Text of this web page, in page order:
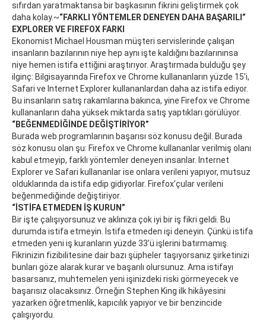
sıfırdan yaratmaktansa bir başkasının fikrini geliştirmek çok
daha kolay.~“FARKLI YÖNTEMLER DENEYEN DAHA BAŞARILI”
EXPLORER VE FIREFOX FARKI
Ekonomist Michael Housman müşteri servislerinde çalışan
insanların bazılarının niye hep aynı işte kaldığını bazılarınınsa
niye hemen istifa ettiğini araştırıyor. Araştırmada bulduğu şey
ilginç: Bilgisayarında Firefox ve Chrome kullananların yüzde 15’i,
Safari ve Internet Explorer kullananlardan daha az istifa ediyor.
Bu insanların satış rakamlarına bakınca, yine Firefox ve Chrome
kullananların daha yüksek miktarda satış yaptıkları görülüyor.
“BEĞENMEDİĞİNDE DEĞİŞTİRİYOR”
Burada web programlarının başarısı söz konusu değil. Burada
söz konusu olan şu: Firefox ve Chrome kullananlar verilmiş olanı
kabul etmeyip, farklı yöntemler deneyen insanlar. Internet
Explorer ve Safari kullananlar ise onlara verileni yapıyor, mutsuz
olduklarında da istifa edip gidiyorlar. Firefox’çular verileni
beğenmediğinde değiştiriyor.
“İSTİFA ETMEDEN İŞ KURUN”
Bir işte çalışıyorsunuz ve aklınıza çok iyi bir iş fikri geldi. Bu
durumda istifa etmeyin. İstifa etmeden işi deneyin. Çünkü istifa
etmeden yeni iş kuranların yüzde 33’ü işlerini batırmamış.
Fikrinizin fizibilitesine dair bazı şüpheler taşıyorsanız şirketinizi
bunları göze alarak kurar ve başarılı olursunuz. Ama istifayı
basarsanız, muhtemelen yeni işinizdeki riski görmeyecek ve
başarısız olacaksınız. Örneğin Stephen King ilk hikâyesini
yazarken öğretmenlik, kapıcılık yapıyor ve bir benzincide
çalışıyordu.